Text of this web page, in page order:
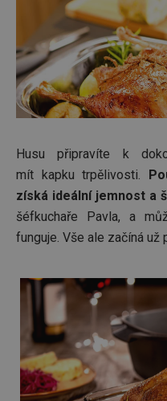
Husu připravíte k
mít kapku trpělivosti.
získá ideální jemnost a
šéfkuchaře Pavla, a
funguje. Vše ale začíná už